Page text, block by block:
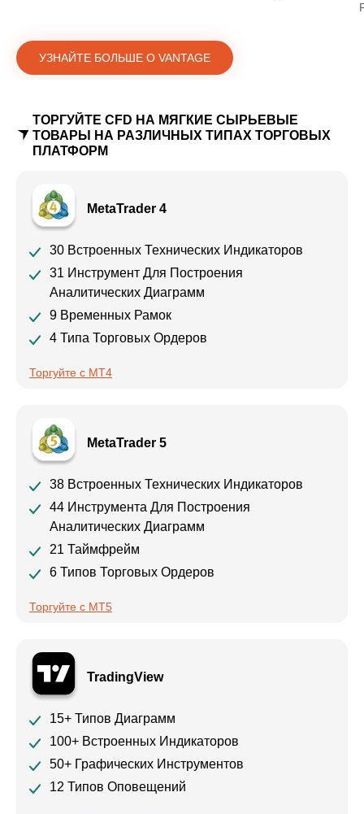
УЗНАЙТЕ БОЛЬШЕ О VANTAGE
ТОРГУЙТЕ CFD НА МЯГКИЕ СЫРЬЕВЫЕ
ТОВАРЫ НА РАЗЛИЧНЫХ ТИПАХ ТОРГОВЫХ
ПЛАТФОРМ
MetaTrader 4
30 Встроенных Технических Индикаторов
31 Инструмент Для Построения
Аналитических Диаграмм
9 Временных Рамок
4 Типа Торговых Ордеров
Торгуйте с MT4
MetaTrader 5
38 Встроенных Технических Индикаторов
44 Инструмента Для Построения
Аналитических Диаграмм
21 Таймфрейм
6 Типов Торговых Ордеров
Торгуйте с MT5
TradingView
15+ Типов Диаграмм
100+ Встроенных Индикаторов
50+ Графических Инструментов
12 Типов Оповещений